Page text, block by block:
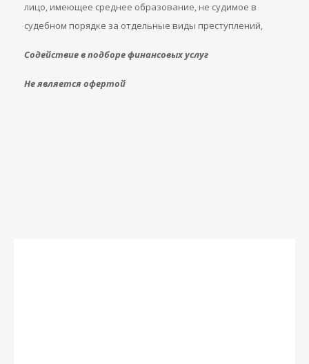
лицо, имеющее среднее образование, не судимое в
судебном порядке за отдельные виды преступлений,
Содействие в подборе финансовых услуг
Не является офертой